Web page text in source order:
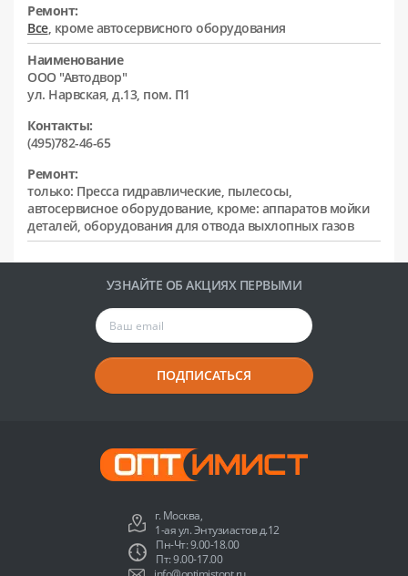
Ремонт:
Все, кроме автосервисного оборудования
Наименование
ООО "Автодвор"
ул. Нарвская, д.13, пом. П1
Контакты:
(495)782-46-65
Ремонт:
только: Пресса гидравлические, пылесосы,
автосервисное оборудование, кроме: аппаратов мойки
деталей, оборудования для отвода выхлопных газов
УЗНАЙТЕ ОБ АКЦИЯХ ПЕРВЫМИ
ПОДПИСАТЬСЯ
г. Москва,
1-ая ул. Энтузиастов д.12
Пн-Чт: 9.00-18.00
Пт: 9.00-17.00